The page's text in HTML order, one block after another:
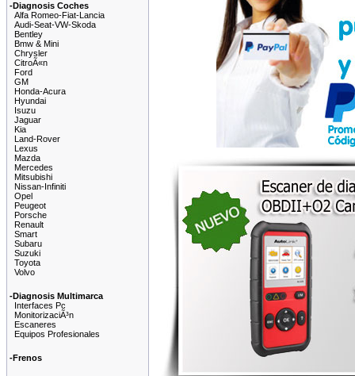
-Diagnosis Coches
Alfa Romeo-Fiat-Lancia
Audi-Seat-VW-Skoda
Bentley
Bmw & Mini
Chrysler
CitroÃ«n
Ford
GM
Honda-Acura
Hyundai
Isuzu
Jaguar
Kia
Land-Rover
Lexus
Mazda
Mercedes
Mitsubishi
Nissan-Infiniti
Opel
Peugeot
Porsche
Renault
Smart
Subaru
Suzuki
Toyota
Volvo
-Diagnosis Multimarca
Interfaces Pc
MonitorizaciÃ³n
Escaneres
Equipos Profesionales
-Frenos